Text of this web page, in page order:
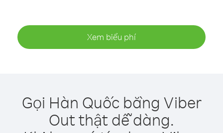
Xem biểu phí
Gọi Hàn Quốc bằng Viber
Out thật dễ dàng.